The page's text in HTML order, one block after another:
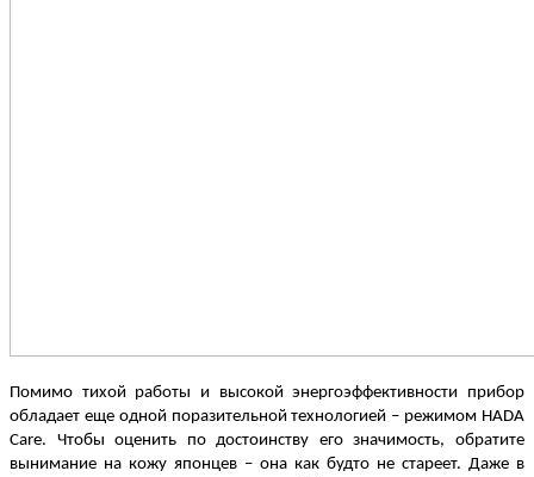
Помимо тихой работы и высокой энергоэффективности прибор
обладает еще одной поразительной технологией – режимом HADA
Care. Чтобы оценить по достоинству его значимость, обратите
вынимание на кожу японцев – она как будто не стареет. Даже в